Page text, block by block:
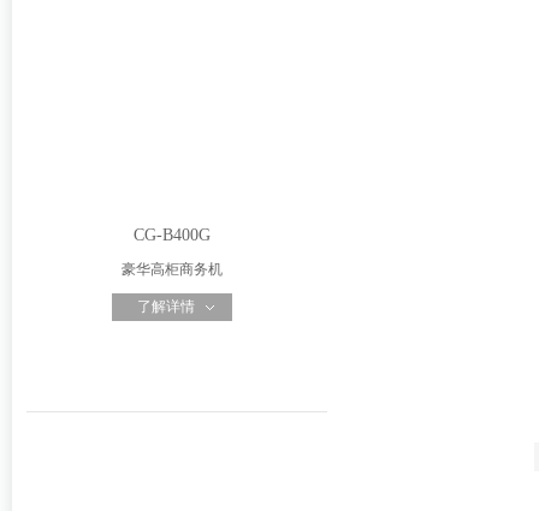
CG-B400G
豪华高柜商务机
了解详情